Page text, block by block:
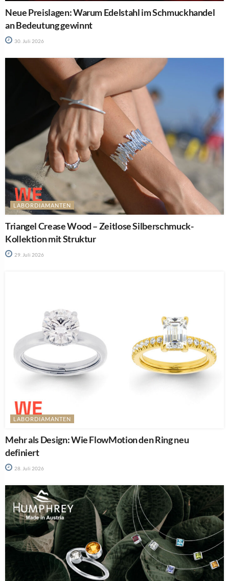
Neue Preislagen: Warum Edelstahl im Schmuckhandel
an Bedeutung gewinnt
30. Juli 2026
LABORDIAMANTEN
Triangel Crease Wood – Zeitlose Silberschmuck-
Kollektion mit Struktur
29. Juli 2026
LABORDIAMANTEN
Mehr als Design: Wie FlowMotion den Ring neu
definiert
28. Juli 2026